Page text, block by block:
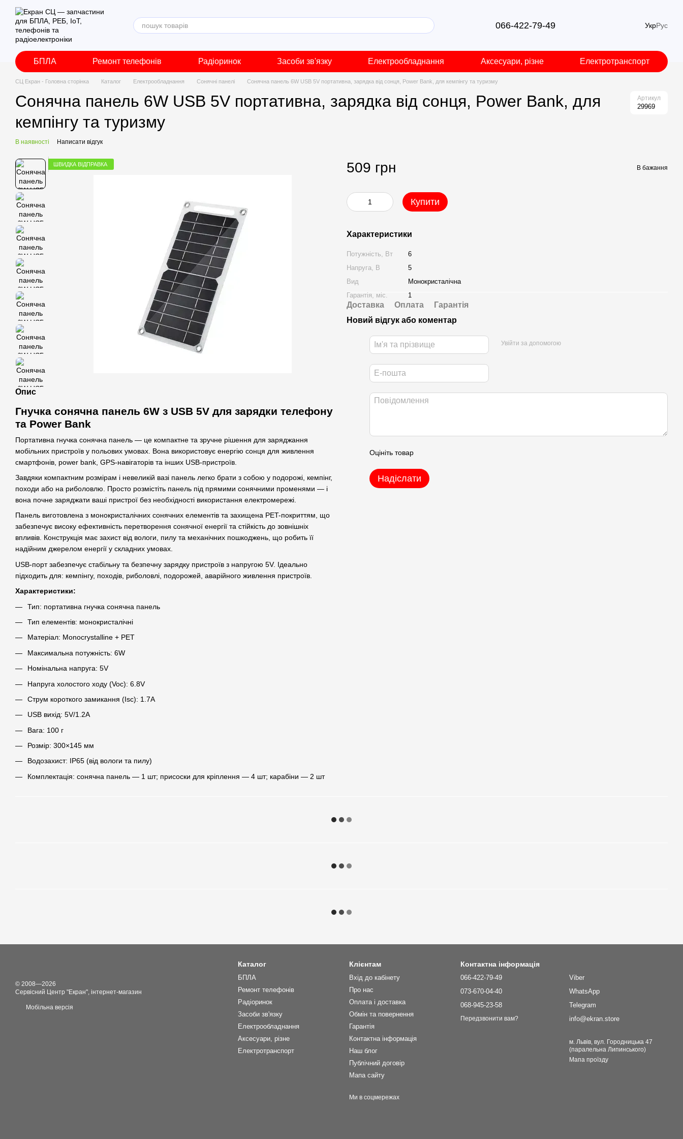
Перейти до основного контенту
066-422-79-49 УкрРус
БПЛА Ремонт телефонів Радіоринок Засоби зв'язку Електрообладнання Аксесуари, різне Електротранспорт
СЦ Екран - Головна сторінка Каталог Електрообладнання Сонячні панелі Сонячна панель 6W USB 5V портативна, зарядка від сонця, Power Bank, для кемпінгу та туризму
Сонячна панель 6W USB 5V портативна, зарядка від сонця, Power Bank, для
кемпінгу та туризму
Артикул
29969
В наявності Написати відгук
ШВИДКА ВІДПРАВКА
Опис
Гнучка сонячна панель 6W з USB 5V для зарядки телефону
та Power Bank
Портативна гнучка сонячна панель — це компактне та зручне рішення для заряджання
мобільних пристроїв у польових умовах. Вона використовує енергію сонця для живлення
смартфонів, power bank, GPS-навігаторів та інших USB-пристроїв.
Завдяки компактним розмірам і невеликій вазі панель легко брати з собою у подорожі, кемпінг,
походи або на риболовлю. Просто розмістіть панель під прямими сонячними променями — і
вона почне заряджати ваші пристрої без необхідності використання електромережі.
Панель виготовлена з монокристалічних сонячних елементів та захищена PET-покриттям, що
забезпечує високу ефективність перетворення сонячної енергії та стійкість до зовнішніх
впливів. Конструкція має захист від вологи, пилу та механічних пошкоджень, що робить її
надійним джерелом енергії у складних умовах.
USB-порт забезпечує стабільну та безпечну зарядку пристроїв з напругою 5V. Ідеально
підходить для: кемпінгу, походів, риболовлі, подорожей, аварійного живлення пристроїв.
Характеристики:
Тип: портативна гнучка сонячна панель
Тип елементів: монокристалічні
Матеріал: Monocrystalline + PET
Максимальна потужність: 6W
Номінальна напруга: 5V
Напруга холостого ходу (Voc): 6.8V
Струм короткого замикання (Isc): 1.7A
USB вихід: 5V/1.2A
Вага: 100 г
Розмір: 300×145 мм
Водозахист: IP65 (від вологи та пилу)
Комплектація: сонячна панель — 1 шт; присоски для кріплення — 4 шт; карабіни — 2 шт
509 грн В бажання
Купити
Характеристики
Потужність, Вт
6
Напруга, В
5
Вид
Монокристалічна
Гарантія, міс.
1
Доставка Оплата
Гарантія
Новий відгук або коментар
Увійти за допомогою
Оцініть товар
Надіслати
© 2008—2026
Сервісний Центр "Екран", інтернет-магазин
Мобільна версія
Каталог
БПЛА
Ремонт телефонів
Радіоринок
Засоби зв'язку
Електрообладнання
Аксесуари, різне
Електротранспорт
Клієнтам
Вхід до кабінету
Про нас
Оплата і доставка
Обмін та повернення
Гарантія
Контактна інформація
Наш блог
Публічний договір
Мапа сайту
Ми в соцмережах
Контактна інформація
066-422-79-49
073-670-04-40
068-945-23-58
Передзвонити вам?
Viber
WhatsApp
Telegram
info@ekran.store
м. Львів, вул. Городницька 47
(паралельна Липинського)
Мапа проїзду